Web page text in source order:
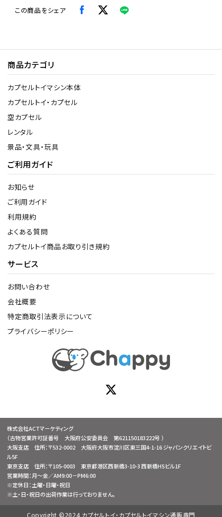
この商品をシェア
商品カテゴリ
カプセルトイマシン本体
カプセルトイ・カプセル
空カプセル
レンタル
景品・文具・玩具
ご利用ガイド
お知らせ
ご利用ガイド
利用規約
よくある質問
カプセルトイ商品お取り引き規約
サービス
お問い合わせ
会社概要
特定商取引法表示について
プライバシーポリシー
株式会社ACTマーケティング
（古物営業許可証番号 大阪府公安委員会 第621150183222号 ）
大阪支店 住所：〒532-0002 大阪府大阪市淀川区東三国4-1-16 ジャパンクリエイトビ
ル5F
東京支店 住所：〒105-0003 東京都港区西新橋3-10-3 西新橋HSビル1F
営業時間：月～金／AM9:00－PM6:00
※定休日：土曜・日曜・祝日
※土・日・祝日の出荷作業は行っておりません。
Copyright ©2024 カプセルトイ・カプセルトイマシン通販専門